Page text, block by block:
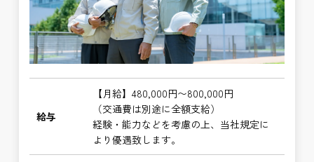
給与
【月給】480,000円〜800,000円
（交通費は別途に全額支給）
経験・能力などを考慮の上、当社規定に
より優遇致します。